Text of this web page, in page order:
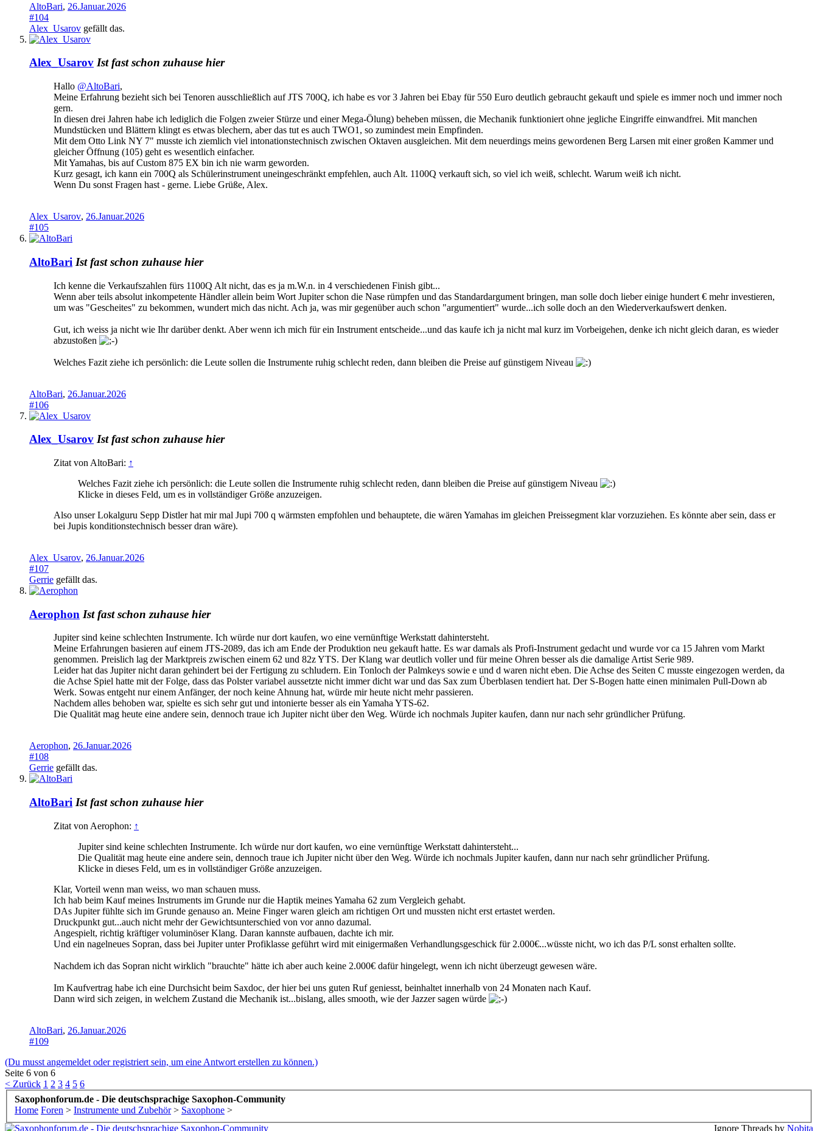
AltoBari, 26.Januar.2026
#104
Alex_Usarov gefällt das.
Alex_Usarov Ist fast schon zuhause hier
Hallo @AltoBari,
Meine Erfahrung bezieht sich bei Tenoren ausschließlich auf JTS 700Q, ich habe es vor 3 Jahren bei Ebay für 550 Euro deutlich gebraucht gekauft und spiele es immer noch und immer noch
gern.
In diesen drei Jahren habe ich lediglich die Folgen zweier Stürze und einer Mega-Ölung) beheben müssen, die Mechanik funktioniert ohne jegliche Eingriffe einwandfrei. Mit manchen
Mundstücken und Blättern klingt es etwas blechern, aber das tut es auch TWO1, so zumindest mein Empfinden.
Mit dem Otto Link NY 7" musste ich ziemlich viel intonationstechnisch zwischen Oktaven ausgleichen. Mit dem neuerdings meins gewordenen Berg Larsen mit einer großen Kammer und
gleicher Öffnung (105) geht es wesentlich einfacher.
Mit Yamahas, bis auf Custom 875 EX bin ich nie warm geworden.
Kurz gesagt, ich kann ein 700Q als Schülerinstrument uneingeschränkt empfehlen, auch Alt. 1100Q verkauft sich, so viel ich weiß, schlecht. Warum weiß ich nicht.
Wenn Du sonst Fragen hast - gerne. Liebe Grüße, Alex.
Alex_Usarov, 26.Januar.2026
#105
AltoBari Ist fast schon zuhause hier
Ich kenne die Verkaufszahlen fürs 1100Q Alt nicht, das es ja m.W.n. in 4 verschiedenen Finish gibt...
Wenn aber teils absolut inkompetente Händler allein beim Wort Jupiter schon die Nase rümpfen und das Standardargument bringen, man solle doch lieber einige hundert € mehr investieren,
um was "Gescheites" zu bekommen, wundert mich das nicht. Ach ja, was mir gegenüber auch schon "argumentiert" wurde...ich solle doch an den Wiederverkaufswert denken.
Gut, ich weiss ja nicht wie Ihr darüber denkt. Aber wenn ich mich für ein Instrument entscheide...und das kaufe ich ja nicht mal kurz im Vorbeigehen, denke ich nicht gleich daran, es wieder
abzustoßen
Welches Fazit ziehe ich persönlich: die Leute sollen die Instrumente ruhig schlecht reden, dann bleiben die Preise auf günstigem Niveau
AltoBari, 26.Januar.2026
#106
Alex_Usarov Ist fast schon zuhause hier
Zitat von AltoBari: ↑
Welches Fazit ziehe ich persönlich: die Leute sollen die Instrumente ruhig schlecht reden, dann bleiben die Preise auf günstigem Niveau
Klicke in dieses Feld, um es in vollständiger Größe anzuzeigen.
Also unser Lokalguru Sepp Distler hat mir mal Jupi 700 q wärmsten empfohlen und behauptete, die wären Yamahas im gleichen Preissegment klar vorzuziehen. Es könnte aber sein, dass er
bei Jupis konditionstechnisch besser dran wäre).
Alex_Usarov, 26.Januar.2026
#107
Gerrie gefällt das.
Aerophon Ist fast schon zuhause hier
Jupiter sind keine schlechten Instrumente. Ich würde nur dort kaufen, wo eine vernünftige Werkstatt dahintersteht.
Meine Erfahrungen basieren auf einem JTS-2089, das ich am Ende der Produktion neu gekauft hatte. Es war damals als Profi-Instrument gedacht und wurde vor ca 15 Jahren vom Markt
genommen. Preislich lag der Marktpreis zwischen einem 62 und 82z YTS. Der Klang war deutlich voller und für meine Ohren besser als die damalige Artist Serie 989.
Leider hat das Jupiter nicht daran gehindert bei der Fertigung zu schludern. Ein Tonloch der Palmkeys sowie e und d waren nicht eben. Die Achse des Seiten C musste eingezogen werden, da
die Achse Spiel hatte mit der Folge, dass das Polster variabel aussetzte nicht immer dicht war und das Sax zum Überblasen tendiert hat. Der S-Bogen hatte einen minimalen Pull-Down ab
Werk. Sowas entgeht nur einem Anfänger, der noch keine Ahnung hat, würde mir heute nicht mehr passieren.
Nachdem alles behoben war, spielte es sich sehr gut und intonierte besser als ein Yamaha YTS-62.
Die Qualität mag heute eine andere sein, dennoch traue ich Jupiter nicht über den Weg. Würde ich nochmals Jupiter kaufen, dann nur nach sehr gründlicher Prüfung.
Aerophon, 26.Januar.2026
#108
Gerrie gefällt das.
AltoBari Ist fast schon zuhause hier
Zitat von Aerophon: ↑
Jupiter sind keine schlechten Instrumente. Ich würde nur dort kaufen, wo eine vernünftige Werkstatt dahintersteht...
Die Qualität mag heute eine andere sein, dennoch traue ich Jupiter nicht über den Weg. Würde ich nochmals Jupiter kaufen, dann nur nach sehr gründlicher Prüfung.
Klicke in dieses Feld, um es in vollständiger Größe anzuzeigen.
Klar, Vorteil wenn man weiss, wo man schauen muss.
Ich hab beim Kauf meines Instruments im Grunde nur die Haptik meines Yamaha 62 zum Vergleich gehabt.
DAs Jupiter fühlte sich im Grunde genauso an. Meine Finger waren gleich am richtigen Ort und mussten nicht erst ertastet werden.
Druckpunkt gut...auch nicht mehr der Gewichtsunterschied von vor anno dazumal.
Angespielt, richtig kräftiger voluminöser Klang. Daran kannste aufbauen, dachte ich mir.
Und ein nagelneues Sopran, dass bei Jupiter unter Profiklasse geführt wird mit einigermaßen Verhandlungsgeschick für 2.000€...wüsste nicht, wo ich das P/L sonst erhalten sollte.
Nachdem ich das Sopran nicht wirklich "brauchte" hätte ich aber auch keine 2.000€ dafür hingelegt, wenn ich nicht überzeugt gewesen wäre.
Im Kaufvertrag habe ich eine Durchsicht beim Saxdoc, der hier bei uns guten Ruf geniesst, beinhaltet innerhalb von 24 Monaten nach Kauf.
Dann wird sich zeigen, in welchem Zustand die Mechanik ist...bislang, alles smooth, wie der Jazzer sagen würde
AltoBari, 26.Januar.2026
#109
(Du musst angemeldet oder registriert sein, um eine Antwort erstellen zu können.)
Seite 6 von 6
< Zurück 1 2 3 4 5 6
Saxophonforum.de - Die deutschsprachige Saxophon-Community
Home Foren > Instrumente und Zubehör > Saxophone >
Ignore Threads by Nobita